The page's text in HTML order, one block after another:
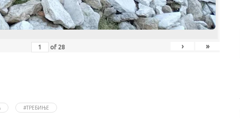
of 28 › »
#ТРЕБИЊЕ